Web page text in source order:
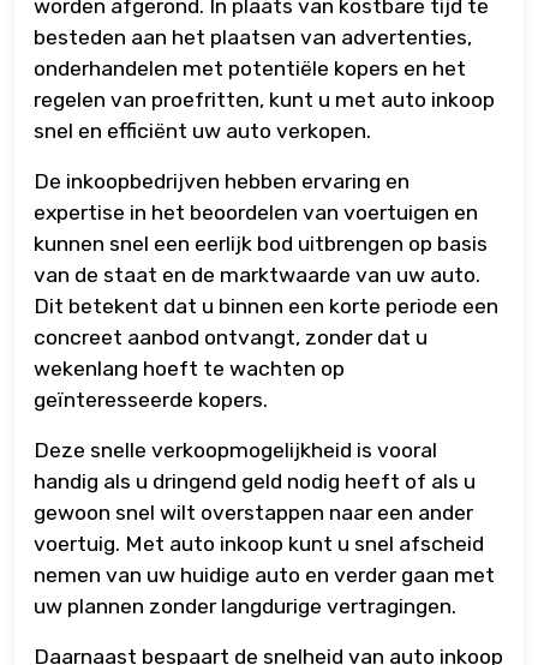
worden afgerond. In plaats van kostbare tijd te
besteden aan het plaatsen van advertenties,
onderhandelen met potentiële kopers en het
regelen van proefritten, kunt u met auto inkoop
snel en efficiënt uw auto verkopen.
De inkoopbedrijven hebben ervaring en
expertise in het beoordelen van voertuigen en
kunnen snel een eerlijk bod uitbrengen op basis
van de staat en de marktwaarde van uw auto.
Dit betekent dat u binnen een korte periode een
concreet aanbod ontvangt, zonder dat u
wekenlang hoeft te wachten op
geïnteresseerde kopers.
Deze snelle verkoopmogelijkheid is vooral
handig als u dringend geld nodig heeft of als u
gewoon snel wilt overstappen naar een ander
voertuig. Met auto inkoop kunt u snel afscheid
nemen van uw huidige auto en verder gaan met
uw plannen zonder langdurige vertragingen.
Daarnaast bespaart de snelheid van auto inkoop